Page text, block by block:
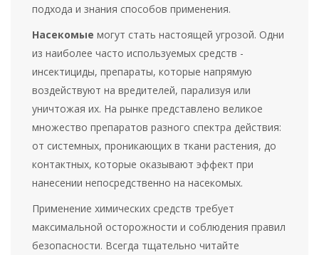
подхода и знания способов применения.
Насекомые могут стать настоящей угрозой. Одни
из наиболее часто используемых средств -
инсектициды, препараты, которые напрямую
воздействуют на вредителей, парализуя или
уничтожая их. На рынке представлено великое
множество препаратов разного спектра действия:
от системных, проникающих в ткани растения, до
контактных, которые оказывают эффект при
нанесении непосредственно на насекомых.
Применение химических средств требует
максимальной осторожности и соблюдения правил
безопасности. Всегда тщательно читайте